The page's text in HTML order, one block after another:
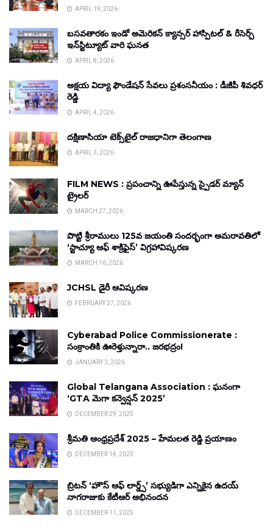
APRIL 19, 2026
బసవతారకం ఇండో అమెరికన్ క్యాన్సర్ హాస్పిటల్ & రీసెర్చ్
ఇన్‌స్టిట్యూట్ వారి ఘనత
APRIL 8, 2026
అక్షయ విద్యా ఫౌండేషన్ సేవలు ప్రశంసనీయం : డీజీపీ శివధర్
రెడ్డి
APRIL 4, 2026
దక్షిణాసియా టెక్స్‌టైల్ రాజధానిగా తెలంగాణ
APRIL 3, 2026
FILM NEWS : ప్రపంచాన్ని ఊపేస్తున్న స్పైడర్ మ్యాన్
ట్రైలర్
MARCH 27, 2026
పొట్టి శ్రీరాములు 125వ జయంతి సందర్భంగా అమరావతిలో
‘స్టాచ్యూ ఆఫ్ శాక్రిఫైస్’ విగ్రహావిష్కరణ
MARCH 16, 2026
JCHSL డైరీ ఆవిష్కరణ
FEBRUARY 27, 2026
Cyberabad Police Commissionerate :
సంక్రాంతికి ఊరెళ్తున్నారా.. జరభద్రం!
JANUARY 3, 2026
Global Telangana Association : ఘనంగా
‘GTA మెగా కన్వెన్షన్ 2025’
DECEMBER 29, 2025
శ్రీమతి ఆంధ్రప్రదేశ్ 2025 – హేమలత రెడ్డి ప్రయాణం
DECEMBER 14, 2025
బ్రిటన్ ‘హౌస్ ఆఫ్ లార్డ్స్’ సభ్యుడిగా ఎన్నికైన ఉదయ్
నాగరాజుకు కేటీఆర్ అభినందన
DECEMBER 11, 2025